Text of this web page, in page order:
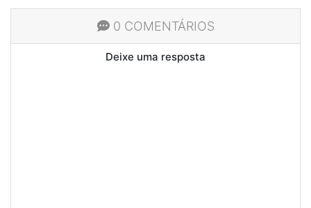
0 COMENTÁRIOS
Deixe uma resposta